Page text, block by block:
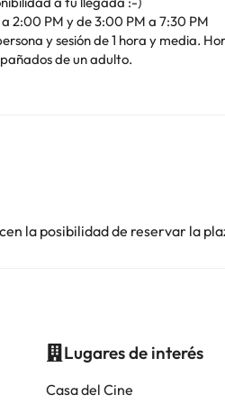
2:00 PM y de 3:00 PM a 7:30 PM
y sesión de 1 hora y media.
de un adulto.
la posibilidad de reservar la
Lugares de interés
Casa del Cine